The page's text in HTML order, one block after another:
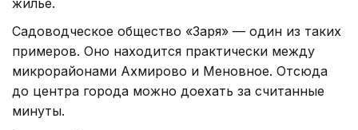
жилье.
Садоводческое общество «Заря» — один из таких
примеров. Оно находится практически между
микрорайонами Ахмирово и Меновное. Отсюда
до центра города можно доехать за считанные
минуты.